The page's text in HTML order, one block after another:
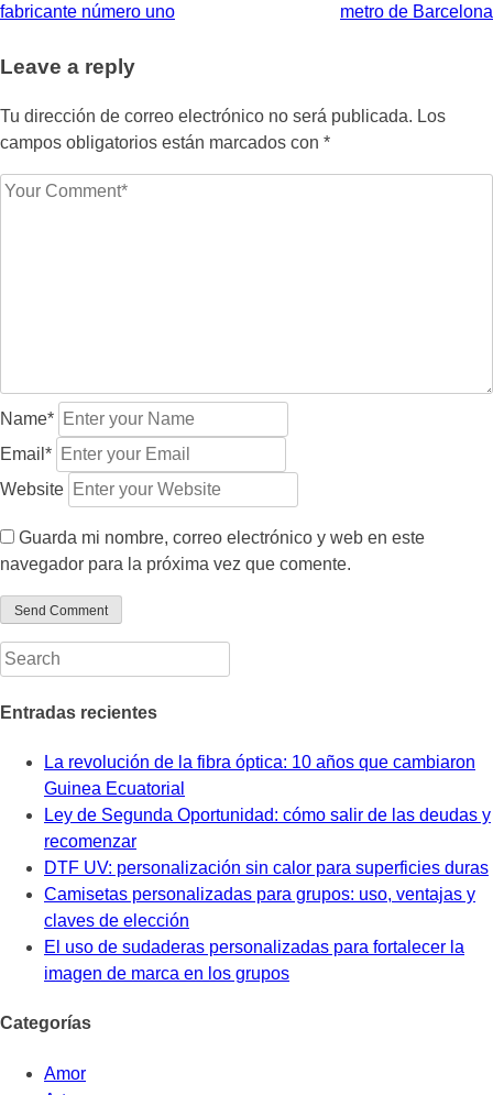
entradas
fabricante número uno
metro de Barcelona
Leave a reply
Tu dirección de correo electrónico no será publicada. Los
campos obligatorios están marcados con *
Name*
Email*
Website
Guarda mi nombre, correo electrónico y web en este
navegador para la próxima vez que comente.
Entradas recientes
La revolución de la fibra óptica: 10 años que cambiaron
Guinea Ecuatorial
Ley de Segunda Oportunidad: cómo salir de las deudas y
recomenzar
DTF UV: personalización sin calor para superficies duras
Camisetas personalizadas para grupos: uso, ventajas y
claves de elección
El uso de sudaderas personalizadas para fortalecer la
imagen de marca en los grupos
Categorías
Amor